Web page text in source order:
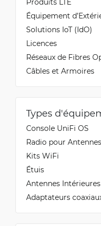
Équipement
Solutions IoT (IdO)
Licences
Réseaux de Fibres
Câbles et Armoires
Types
Console UniFi OS
Radio pour
Kits WiFi
Étuis
Antennes Intérieures
Adaptateurs